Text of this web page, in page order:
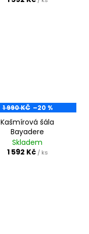
1 990 KČ –20 %
Kašmírová šála
Bayadere
Skladem
1 592 Kč / ks